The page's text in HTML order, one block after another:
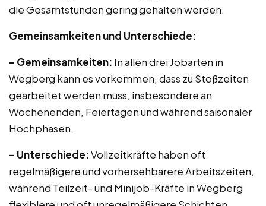
die Gesamtstunden gering gehalten werden.
Gemeinsamkeiten und Unterschiede:
– Gemeinsamkeiten: In allen drei Jobarten in
Wegberg kann es vorkommen, dass zu Stoßzeiten
gearbeitet werden muss, insbesondere an
Wochenenden, Feiertagen und während saisonaler
Hochphasen.
– Unterschiede:Vollzeitkräfte haben oft
regelmäßigere und vorhersehbarere Arbeitszeiten,
während Teilzeit- und Minijob-Kräfte in Wegberg